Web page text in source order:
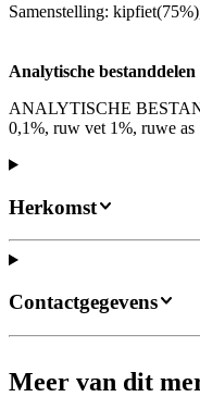
Samenstelling:
Analytische
ANALYTISCHE
0,1%, ruw vet 1%, ruwe as
Herkomst
Contactgegevens
Meer van dit